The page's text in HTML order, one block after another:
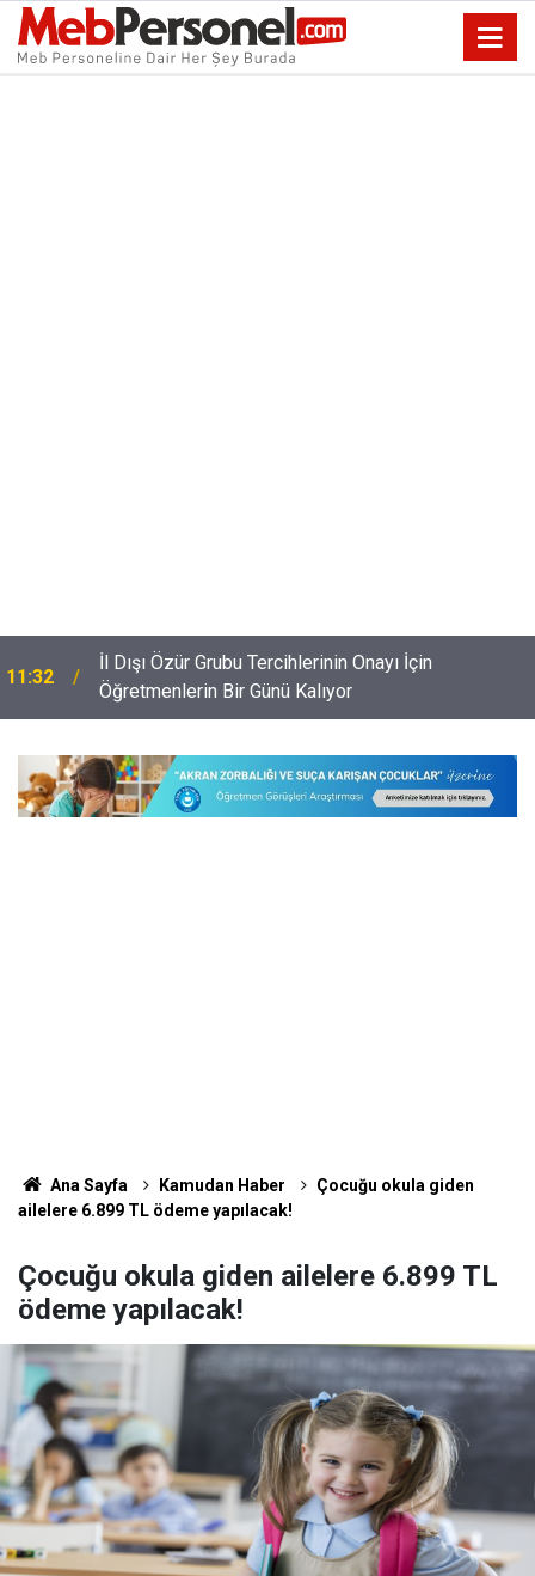
11:32
İl Dışı Özür Grubu Tercihlerinin Onayı İçin
Öğretmenlerin Bir Günü Kalıyor
Ana Sayfa Kamudan Haber
Çocuğu okula giden
ailelere 6.899 TL ödeme yapılacak!
Çocuğu okula giden ailelere 6.899 TL
ödeme yapılacak!